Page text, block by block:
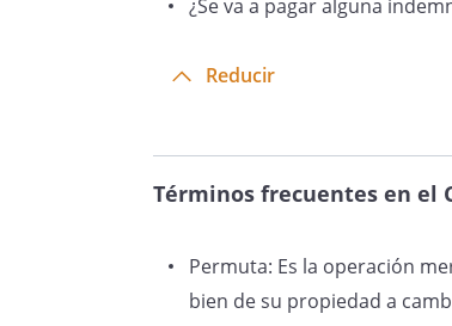
¿Se va a pagar alguna
Reducir
Términos frecuentes en el
Permuta: Es la operación
bien de su propiedad a